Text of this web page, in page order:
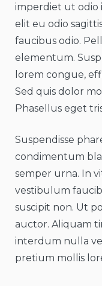
imperdiet ut odio
elit eu odio
faucibus odio.
elementum.
lorem congue,
Sed quis dolor
Phasellus eget
Suspendisse
condimentum
semper urna. In
vestibulum
suscipit non. Ut
auctor. Aliquam
interdum nulla
pretium mollis